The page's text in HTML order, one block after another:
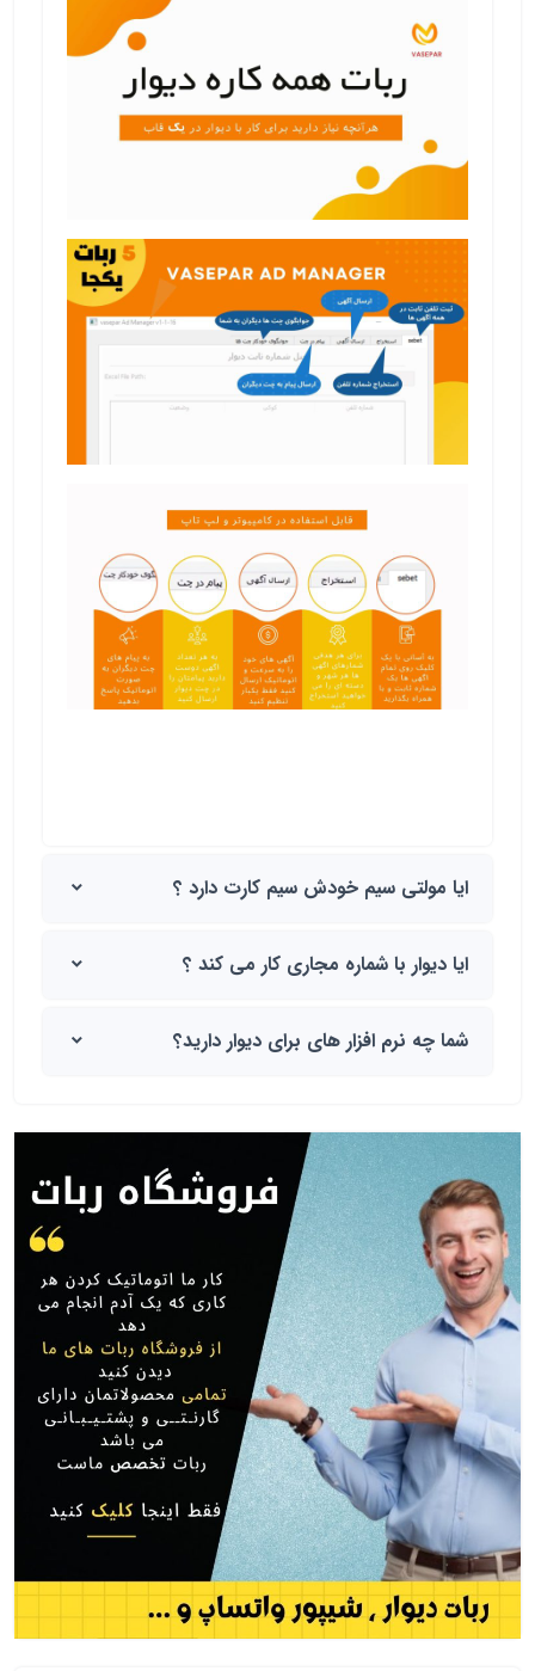
ایا مولتی سیم خودش سیم کارت دارد ؟
ایا دیوار با شماره مجاری کار می کند ؟
شما چه نرم افزار های برای دیوار دارید؟